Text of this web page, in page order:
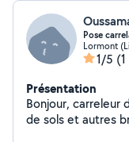
Pose
Lormont
1/5
Présentation
Bonjour, carreleur
de sols et autres